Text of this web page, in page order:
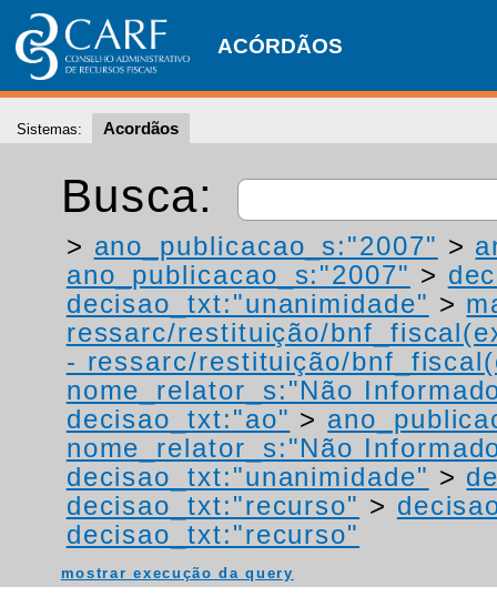
ACÓRDÃOS
Sistemas: Acordãos
Busca:
> ano_publicacao_s:"2007" >
ano_publicacao_s:"2007" >
decisao_txt:"unanimidade" >
ressarc/restituição/
- ressarc/restituição/
nome_relator_s:"Não
decisao_txt:"ao" >
nome_relator_s:"Não
decisao_txt:"unanimidade" >
decisao_txt:"recurso" >
decisao_txt:"recurso"
mostrar execução da query